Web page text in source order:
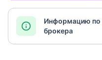
Информацию по
брокера